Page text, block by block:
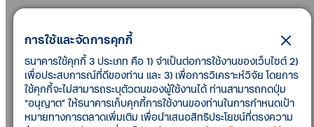
ทีเอ็มบีธนชาต และศาสตราจารย์ ดร.สุพจน์ เตชวรสิน
สกุล(ที่ 2 จากซ้าย) คณบดี คณะวิศวกรรมศาสตร์
จุฬาลงกรณ์มหาวิทยาลัย ร่วมลงนามบันทึกข้อตกลง
ความร่วมมือในการร่วมพัฒนานิสิตที่มีความเชี่ยวชาญ
ด้านดิจิทัล หรือ Tech Talent เพื่อตอบโจทย์โลกยุคใหม่และ
การใช้และจัดการคุกกี้
ธนาคารใช้คุกกี้ 3 ประเภท คือ 1) จำเป็นต่อการใช้งานของเว็บไซต์ 2)
เพื่อประสบการณ์ที่ดีของท่าน และ 3) เพื่อการวิเคราะห์วิจัย โดยการ
ใช้คุกกี้จะไม่สามารถระบุตัวตนของผู้ใช้งานได้ ท่านสามารถกดปุ่ม
“อนุญาต” ให้ธนาคารเก็บคุกกี้การใช้งานของท่านในการกำหนดเป้า
หมายทางการตลาดเพิ่มเติม เพื่อนำเสนอสิทธิประโยชน์ที่ตรงความ